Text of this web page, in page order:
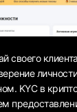
своего
KYC в